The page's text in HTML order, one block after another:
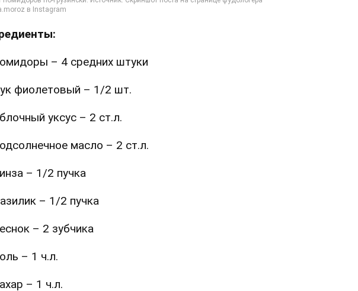
– 4 средних штуки
фиолетовый – 1/2 шт.
уксус – 2 ст.л.
масло – 2 ст.л.
– 1/2 пучка
– 1/2 пучка
– 2 зубчика
– 1 ч.л.
– 1 ч.л.